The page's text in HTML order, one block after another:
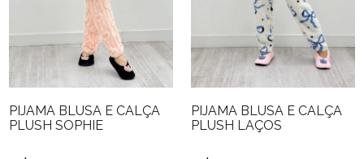
PIJAMA BLUSA E CALÇA
PLUSH SOPHIE
PIJAMA BLUSA E CALÇA
PLUSH LAÇOS